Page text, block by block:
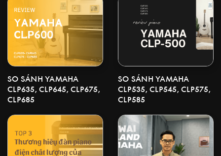
SO SÁNH YAMAHA
CLP635, CLP645, CLP675,
CLP685
SO SÁNH YAMAHA
CLP535, CLP545, CLP575,
CLP585